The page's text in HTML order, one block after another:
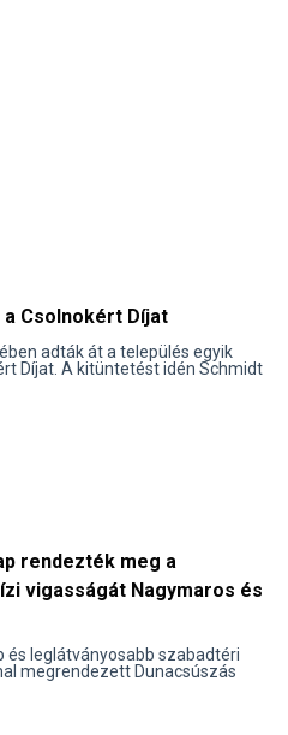
Csolnokért Díjat
adták át a település egyik
Díjat. A kitüntetést idén Schmidt
rendezték meg a
vigasságát Nagymaros és
és leglátványosabb szabadtéri
megrendezett Dunacsúszás